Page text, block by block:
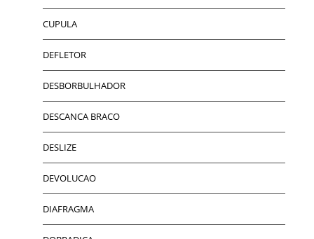
CUPULA
DEFLETOR
DESBORBULHADOR
DESCANCA BRACO
DESLIZE
DEVOLUCAO
DIAFRAGMA